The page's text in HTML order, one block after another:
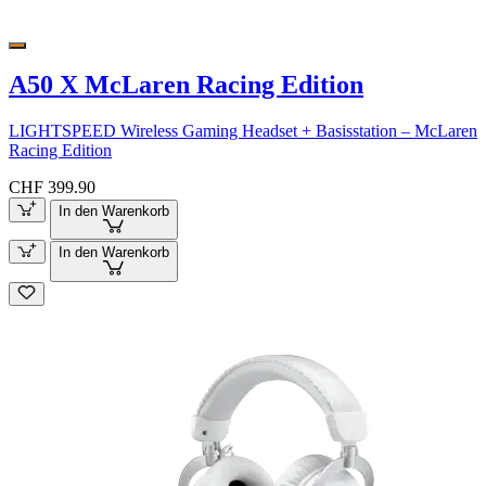
A50 X McLaren Racing Edition
LIGHTSPEED Wireless Gaming Headset + Basisstation – McLaren
Racing Edition
CHF 399.90
In den Warenkorb
In den Warenkorb